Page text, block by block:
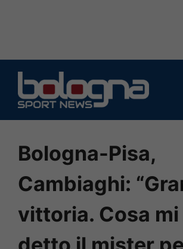
contenuto
Bologna-Pisa,
Cambiaghi:
vittoria. Cosa mi